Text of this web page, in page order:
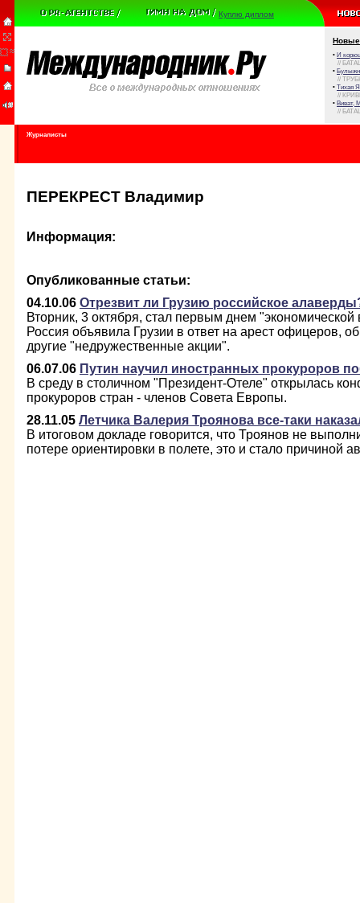
Куплю диплом
Новые
• И
//
•
//
• Тихая
//
• Виват,
//
Журналисты
ПЕРЕКРЕСТ Владимир
Информация:
Опубликованные статьи:
04.10.06 Отрезвит ли Грузию российское
Вторник, 3 октября, стал первым днем
Россия объявила Грузии в ответ на арест офицеров,
другие "недружественные акции".
06.07.06 Путин научил иностранных прокуроров
В среду в столичном "Президент-Отеле" открылась
прокуроров стран - членов Совета Европы.
28.11.05 Летчика Валерия Троянова все-таки
В итоговом докладе говорится, что Троянов не
потере ориентировки в полете, это и стало причиной